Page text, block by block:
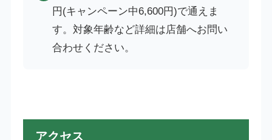
円(キャンペーン中6,600円)で通えま
す。対象年齢など詳細は店舗へお問い
合わせください。
アクセス